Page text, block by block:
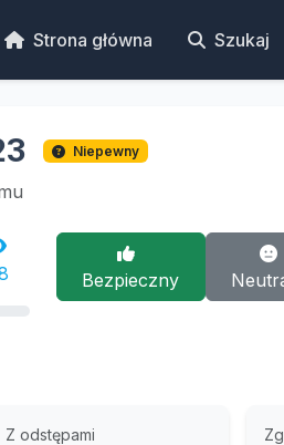
Strona główna Szukaj
Niepewny
Bezpieczny
Z odstępami